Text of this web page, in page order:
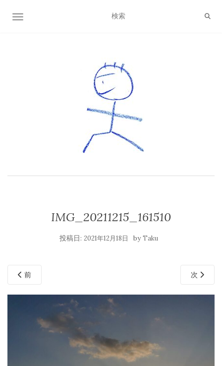
ナビゲーション切り替え
IMG_20211215_161510
投稿日: 2021年12月18日 byTaku
前 次